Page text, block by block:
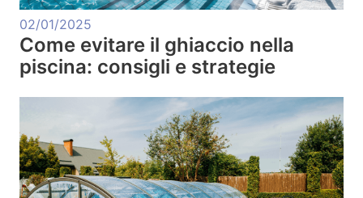
02/01/2025
Come evitare il ghiaccio nella
piscina: consigli e strategie